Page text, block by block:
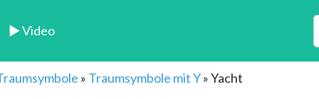
► Video
» Traumsymbole mit Y»Yacht